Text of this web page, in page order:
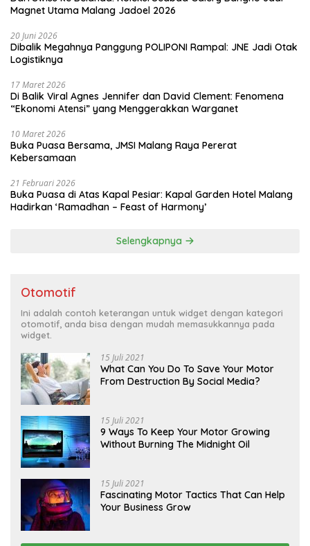
Magnet Utama Malang Jadoel 2026
20 Juni 2026
Dibalik Megahnya Panggung POLIPONI Rampal: JNE Jadi Otak
Logistiknya
17 Maret 2026
Di Balik Viral Agnes Jennifer dan David Clement: Fenomena
“Ekonomi Atensi” yang Menggerakkan Warganet
10 Maret 2026
Buka Puasa Bersama, JMSI Malang Raya Pererat
Kebersamaan
21 Februari 2026
Buka Puasa di Atas Kapal Pesiar: Kapal Garden Hotel Malang
Hadirkan ‘Ramadhan – Feast of Harmony’
Selengkapnya
Otomotif
Ini adalah contoh keterangan untuk widget dengan kategori
otomotif, anda bisa dengan mudah memasukkannya pada
widget.
15 Juli 2021
What Can You Do To Save Your Motor
From Destruction By Social Media?
15 Juli 2021
9 Ways To Keep Your Motor Growing
Without Burning The Midnight Oil
15 Juli 2021
Fascinating Motor Tactics That Can Help
Your Business Grow